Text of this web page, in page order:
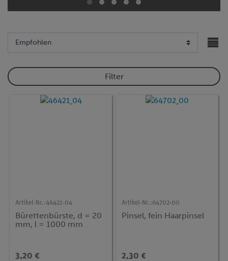
Filter
Artikel-Nr.:46421-04
Bürettenbürste, d = 20
mm, l = 1000 mm
3,20 €
Artikel-Nr.:64702-00
Pinsel, fein Haarpinsel
2,30 €